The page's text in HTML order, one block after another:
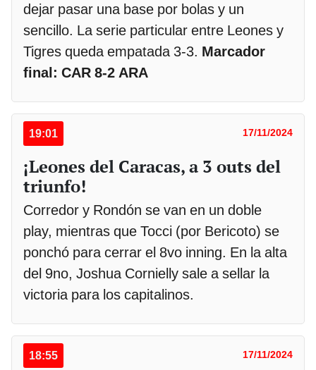
dejar pasar una base por bolas y un
sencillo. La serie particular entre Leones y
Tigres queda empatada 3-3. Marcador
final: CAR 8-2 ARA
19:01 17/11/2024
¡Leones del Caracas, a 3 outs del
triunfo!
Corredor y Rondón se van en un doble
play, mientras que Tocci (por Bericoto) se
ponchó para cerrar el 8vo inning. En la alta
del 9no, Joshua Cornielly sale a sellar la
victoria para los capitalinos.
18:55 17/11/2024